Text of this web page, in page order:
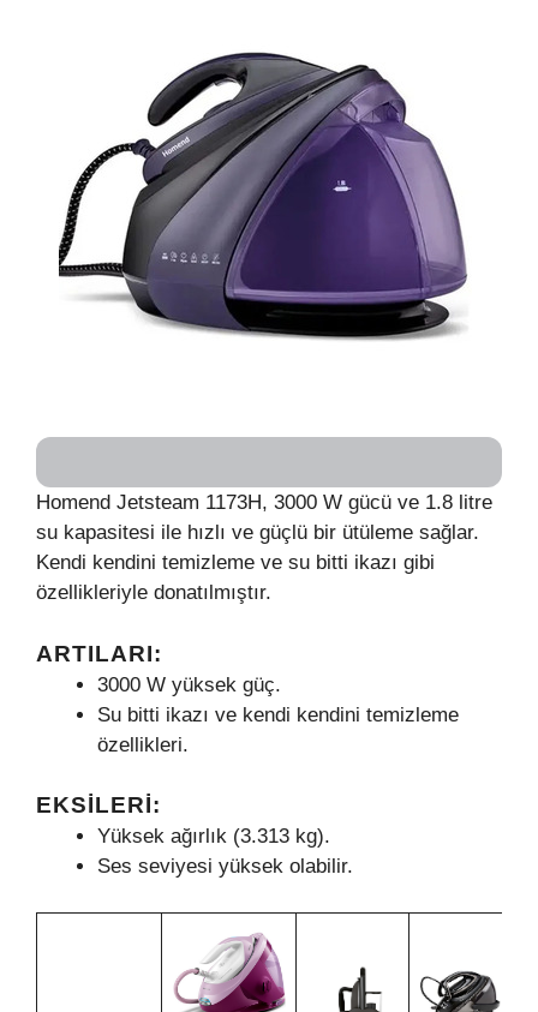
Homend Jetsteam 1173H, 3000 W gücü ve 1.8 litre
su kapasitesi ile hızlı ve güçlü bir ütüleme sağlar.
Kendi kendini temizleme ve su bitti ikazı gibi
özellikleriyle donatılmıştır.
ARTILARI:
3000 W yüksek güç.
Su bitti ikazı ve kendi kendini temizleme
özellikleri.
EKSILERI:
Yüksek ağırlık (3.313 kg).
Ses seviyesi yüksek olabilir.